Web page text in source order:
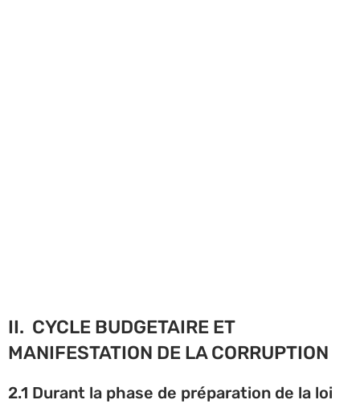
II. CYCLE BUDGETAIRE ET
MANIFESTATION DE LA CORRUPTION
2.1 Durant la phase de préparation de la loi